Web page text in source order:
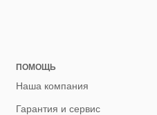
ПОМОЩЬ
Наша компания
Гарантия и сервис